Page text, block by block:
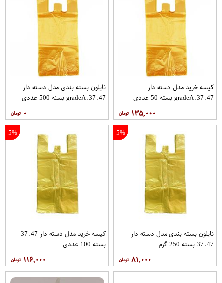
کیسه خرید مدل دسته دار
gradeA.37.47 بسته 50 عددی
۱۳۵,۰۰۰
نایلون بسته بندی مدل دسته دار
gradeA.37.47 بسته 500 عددی
۰
5%
نایلون بسته بندی مدل دسته دار
37.47 بسته 250 گرم
۸۱,۰۰۰
5%
کیسه خرید مدل دسته دار 37.47
بسته 100 عددی
۱۱۶,۰۰۰